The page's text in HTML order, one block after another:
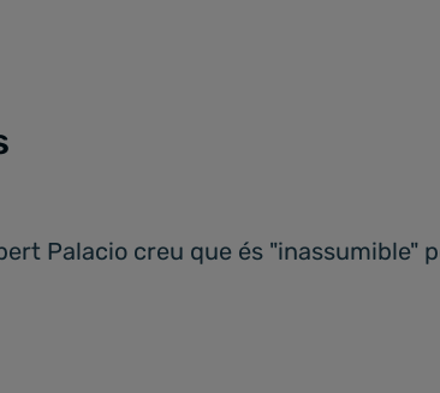
Palacio creu que és "inassumible"